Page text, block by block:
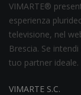
VIMARTE®
esperienza
televisione, nel
Brescia. Se
tuo partner ideale.
VIMARTE S.C.